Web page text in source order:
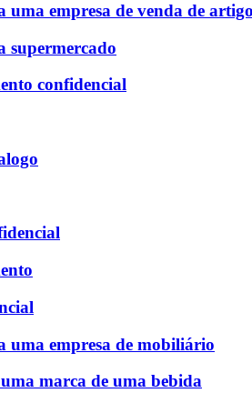
empresa de venda de
supermercado
confidencial
uma empresa de mobiliário
marca de uma bebida